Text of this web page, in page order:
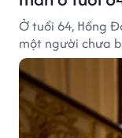
Ở tuổi 64, Hồng
một người chưa